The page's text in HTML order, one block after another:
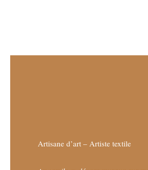
Artisane d’art – Artiste textile